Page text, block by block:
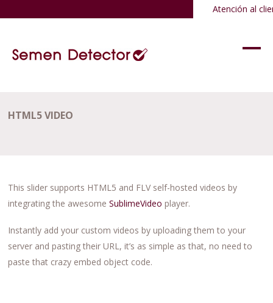
Atención al
HTML5 VIDEO
This slider supports HTML5 and FLV self-hosted videos by
integrating the awesomeSublimeVideo player.
Instantly add your custom videos by uploading them to your
server and pasting their URL, it’s as simple as that, no need to
paste that crazy embed object code.